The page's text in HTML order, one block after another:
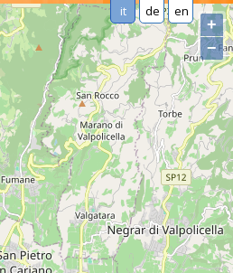
it de en
+
−